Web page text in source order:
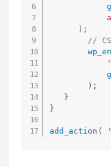
) ;
//
) ;
}
}
add_action (